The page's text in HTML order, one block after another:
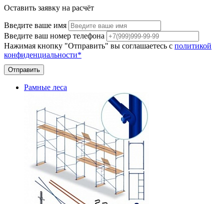
Оставить заявку на расчёт
Введите ваше имя
Введите ваш номер телефона
Нажимая кнопку "Отправить" вы соглашаетесь с политикой
конфиденциальности*
Отправить
Рамные леса